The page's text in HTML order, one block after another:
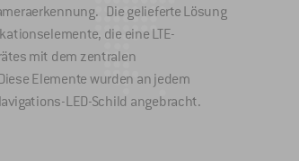
Die gelieferte Lösung
die eine LTE-
mit dem zentralen
Elemente wurden an jedem
LED-Schild angebracht.